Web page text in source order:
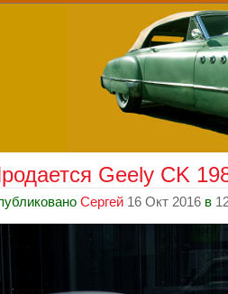
Geely CK
Сергей 16 Окт 2016 в